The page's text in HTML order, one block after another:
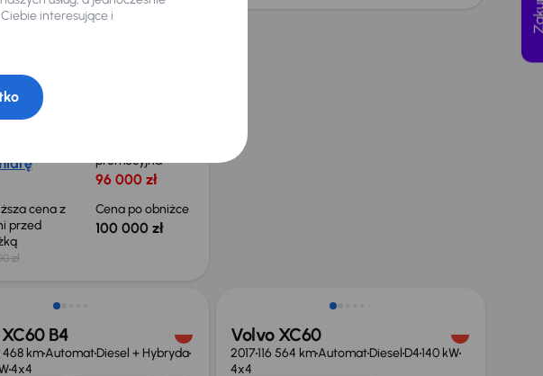
333 km
serwisowa
promocyjna
96 000 zł
cena z
przed
zł
Cena po obniżce
100 000 zł
o 2 000 zł
B4
468 kmAutomatDiesel + Hybryda
4x4
Volvo XC60
2017116 564 kmAutomatDieselD4140 kW
4x4
interesujące i